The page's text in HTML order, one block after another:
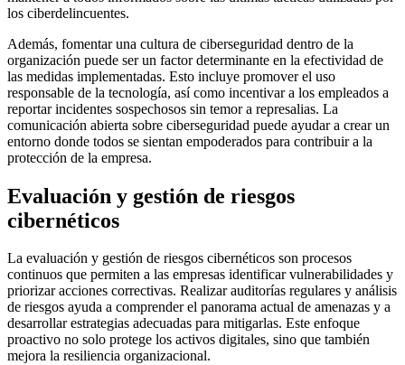
los ciberdelincuentes.
Además, fomentar una cultura de ciberseguridad dentro de la
organización puede ser un factor determinante en la efectividad de
las medidas implementadas. Esto incluye promover el uso
responsable de la tecnología, así como incentivar a los empleados a
reportar incidentes sospechosos sin temor a represalias. La
comunicación abierta sobre ciberseguridad puede ayudar a crear un
entorno donde todos se sientan empoderados para contribuir a la
protección de la empresa.
Evaluación y gestión de riesgos
cibernéticos
La evaluación y gestión de riesgos cibernéticos son procesos
continuos que permiten a las empresas identificar vulnerabilidades y
priorizar acciones correctivas. Realizar auditorías regulares y análisis
de riesgos ayuda a comprender el panorama actual de amenazas y a
desarrollar estrategias adecuadas para mitigarlas. Este enfoque
proactivo no solo protege los activos digitales, sino que también
mejora la resiliencia organizacional.